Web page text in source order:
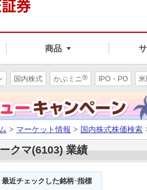
商品
国内株式 かぶミニ® IPO・PO
> マーケット情報 > 国内株式株価検索
クマ(6103) 業績
最近チェックした銘柄･指標